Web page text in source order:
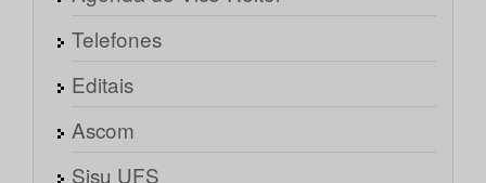
Telefones
Editais
Ascom
Sisu UFS